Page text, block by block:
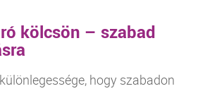
kölcsön – szabad
hogy szabadon